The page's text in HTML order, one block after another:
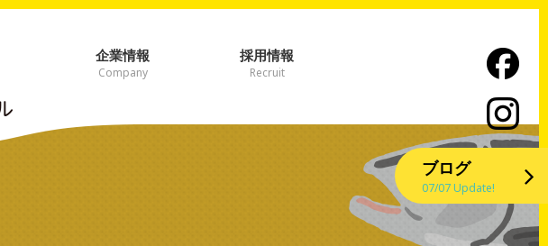
企業情報
Company
採用情報
Recruit
ブログ
07/07 Update!